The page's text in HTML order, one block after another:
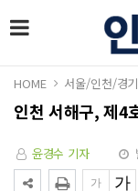
HOME 서울/인천/경기
인천 서해구, 제4
윤경수 기자